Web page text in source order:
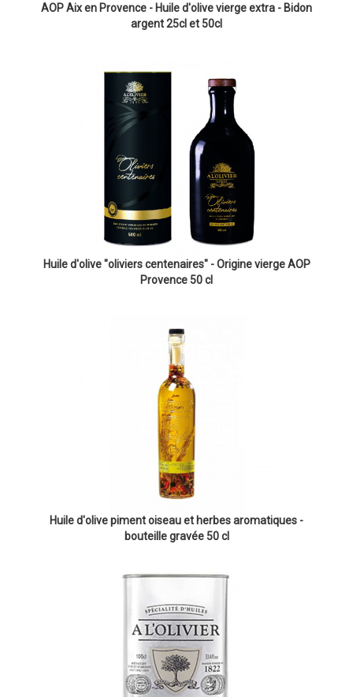
AOP Aix en Provence - Huile d'olive vierge extra - Bidon
argent 25cl et 50cl
Huile d'olive "oliviers centenaires" - Origine vierge AOP
Provence 50 cl
Huile d'olive piment oiseau et herbes aromatiques -
bouteille gravée 50 cl